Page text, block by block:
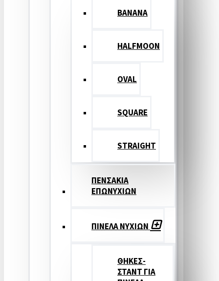
BANANA
HALFMOON
OVAL
SQUARE
STRAIGHT
ΠΕΝΣΑΚΙΑ
ΕΠΩΝΥΧΙΩΝ
ΠΙΝΕΛΑ ΝΥΧΙΩΝ
ΘΗΚΕΣ-
ΣΤΑΝΤ ΓΙΑ